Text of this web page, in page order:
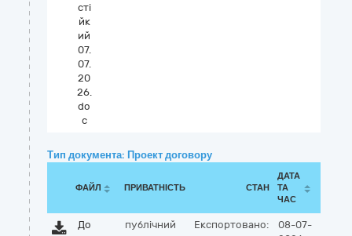
сті
йк
ий
07.
07.
20
26.
do
c
Тип документа: Проект договору
ФАЙЛ ПРИВАТНІСТЬ СТАН
ДАТА
ТА
ЧАС
До
публічний Експортовано:
08-07-